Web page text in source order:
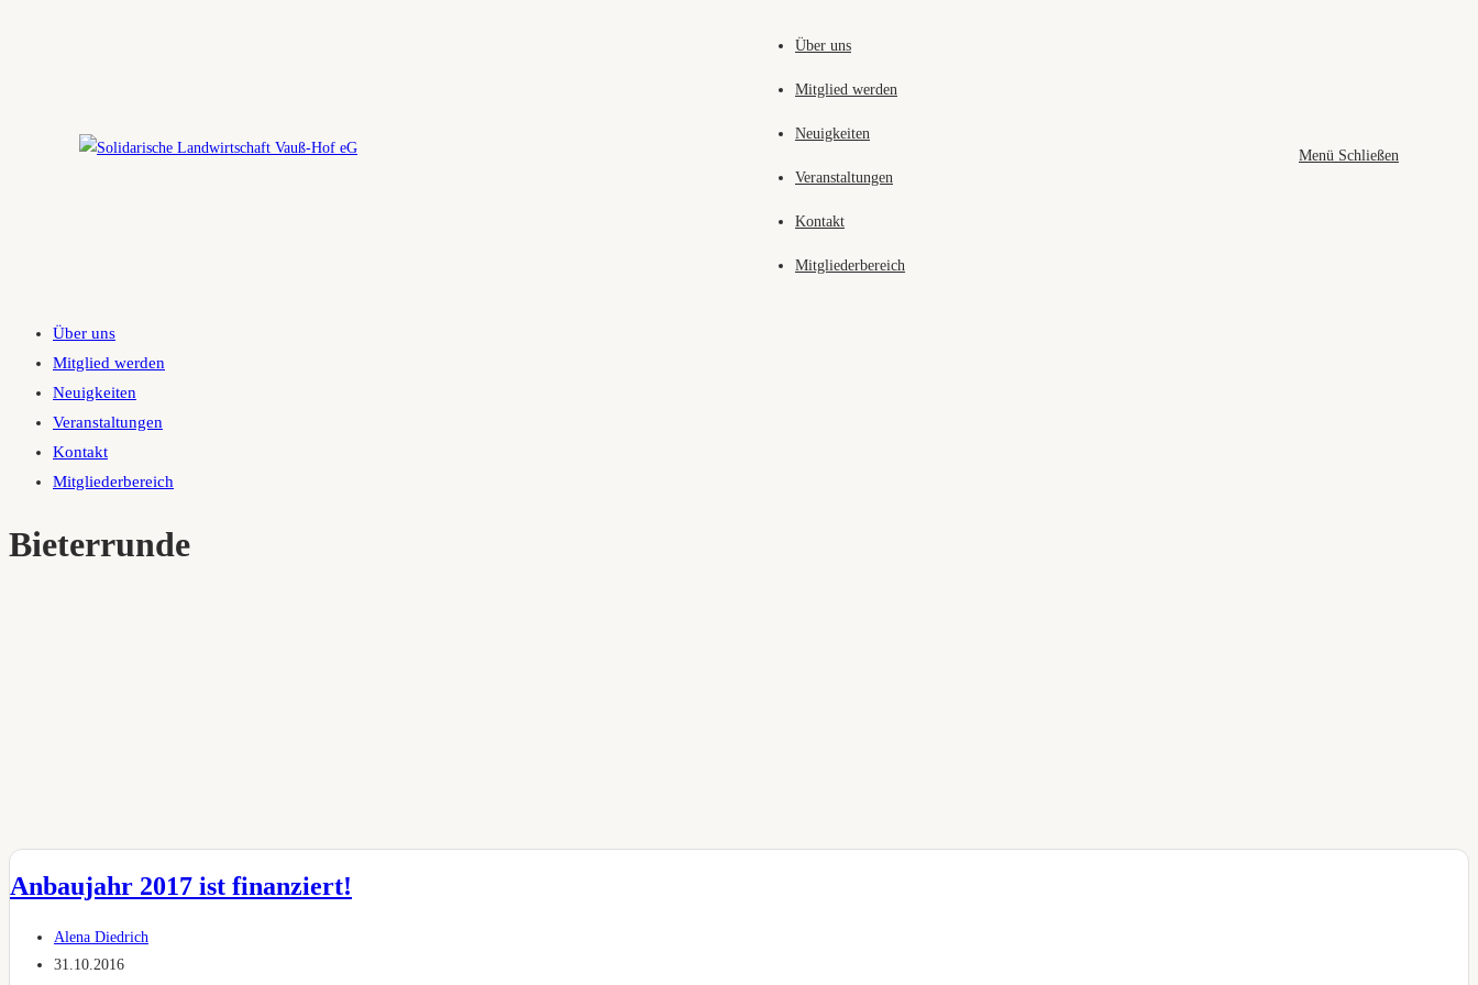
Über uns
Mitglied werden
Neuigkeiten
Veranstaltungen
Kontakt
Mitgliederbereich
Menü Schließen
Über uns
Mitglied werden
Neuigkeiten
Veranstaltungen
Kontakt
Mitgliederbereich
Bieterrunde
Anbaujahr 2017 ist finanziert!
Beitrags-
Autor:
Alena Diedrich
Beitrag
31.10.2016